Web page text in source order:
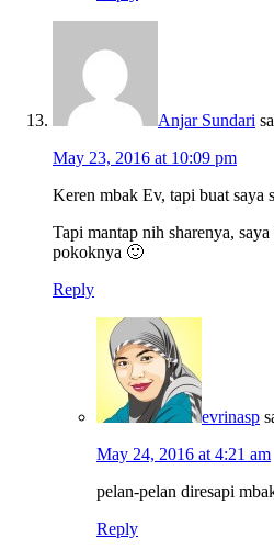
Anjar Sundari
May 23, 2016 at 10:09 pm
Keren mbak Ev, tapi buat saya
Tapi mantap nih sharenya,
pokoknya 🙂
Reply
evrinasp
May 24, 2016 at 4:21 am
pelan-pelan diresapi
Reply